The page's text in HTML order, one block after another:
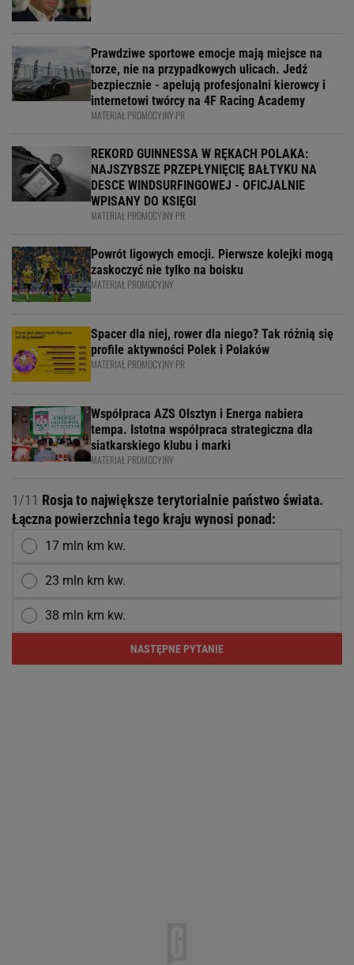
Prawdziwe sportowe emocje mają miejsce na
torze, nie na przypadkowych ulicach. Jedź
bezpiecznie - apelują profesjonalni kierowcy i
internetowi twórcy na 4F Racing Academy
MATERIAŁ PROMOCYJNY PR
REKORD GUINNESSA W RĘKACH POLAKA:
NAJSZYBSZE PRZEPŁYNIĘCIĘ BAŁTYKU NA
DESCE WINDSURFINGOWEJ - OFICJALNIE
WPISANY DO KSIĘGI
MATERIAŁ PROMOCYJNY PR
Powrót ligowych emocji. Pierwsze kolejki mogą
zaskoczyć nie tylko na boisku
MATERIAŁ PROMOCYJNY
Spacer dla niej, rower dla niego? Tak różnią się
profile aktywności Polek i Polaków
MATERIAŁ PROMOCYJNY PR
Współpraca AZS Olsztyn i Energa nabiera
tempa. Istotna współpraca strategiczna dla
siatkarskiego klubu i marki
MATERIAŁ PROMOCYJNY
1/11 Rosja to największe terytorialnie państwo świata.
Łączna powierzchnia tego kraju wynosi ponad:
17 mln km kw.
23 mln km kw.
38 mln km kw.
NASTĘPNE PYTANIE